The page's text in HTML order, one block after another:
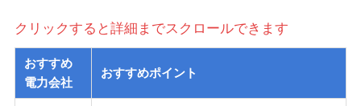
クリックすると詳細までスクロールできます
おすすめ
電力会社
おすすめポイント